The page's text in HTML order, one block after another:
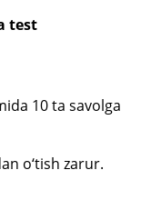
test
10 ta savolga
o‘tish zarur.